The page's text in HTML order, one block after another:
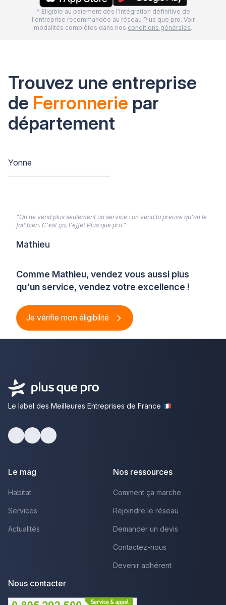
* Eligible au paiement dès l'intégration définitive de
l'entreprise recommandée au réseau Plus que pro. Voir
modalités complètes dans nos conditions générales.
Trouvez une entreprise
de Ferronnerie par
département
Yonne
Comme Mathieu, vendez vous aussi plus
qu'un service, vendez votre excellence !
Je vérifie mon éligibilité
“On ne vend plus seulement un service : on vend la preuve qu'on le
fait bien. C'est ça, l'effet Plus que pro.”
Mathieu
Le label des Meilleures Entreprises de France
Le mag
Habitat
Services
Actualités
Nos ressources
Comment ça marche
Rejoindre le réseau
Demander un devis
Contactez-nous
Devenir adhérent
Nous contacter